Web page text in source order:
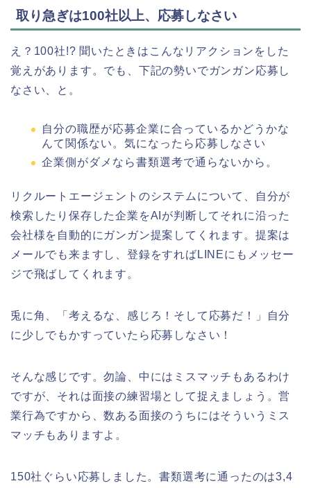
取り急ぎは100社以上、応募しなさい
え？100社!? 聞いたときはこんなリアクションをした
覚えがあります。でも、下記の勢いでガンガン応募し
なさい、と。
自分の職歴が応募企業に合っているかどうかな
んて関係ない。気になったら応募しなさい
企業側がダメなら書類選考で通らないから。
リクルートエージェントのシステムについて、自分が
検索したり保存した企業をAIが判断してそれに沿った
会社様を自動的にガンガン提案してくれます。提案は
メールでも来ますし、登録をすればLINEにもメッセー
ジで飛ばしてくれます。
兎に角、「考えるな、感じろ！そして応募だ！」自分
に少しでもかすっていたら応募しなさい！
そんな感じです。勿論、中にはミスマッチもあるわけ
ですが、それは面接の練習場として捉えましょう。営
業行為ですから、数ある面接のうちにはそういうミス
マッチもありますよ。
150社ぐらい応募しました。書類選考に通ったのは3,4